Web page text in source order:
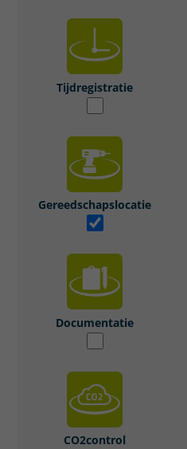
Tijdregistratie
Gereedschapslocatie
Documentatie
CO2control